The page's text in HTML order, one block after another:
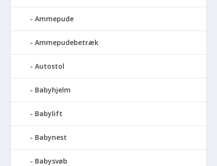
Ammepude
Ammepudebetræk
Autostol
Babyhjelm
Babylift
Babynest
Babysvøb